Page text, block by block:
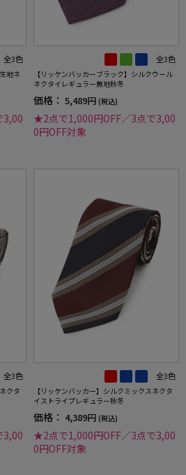
全3色
地ネ
3,00
全3色
【リッケンバッカーブラック】シルクウール
ネクタイレギュラー無地秋冬
価格： 5,489円 (税込)
★2点で1,000円OFF／3点で3,00
0円OFF対象
全3色
クタ
3,00
全3色
【リッケンバッカー】シルクミックスネクタ
イストライプレギュラー秋冬
価格： 4,389円 (税込)
★2点で1,000円OFF／3点で3,00
0円OFF対象